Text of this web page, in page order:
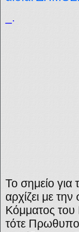
_.
Το σημείο για
αρχίζει με
Κόμματος του
τότε